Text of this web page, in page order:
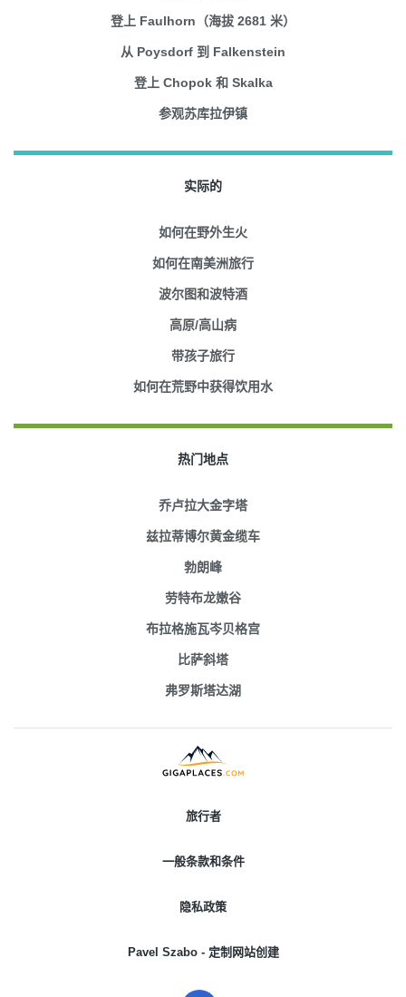
登上 Faulhorn（海拔 2681 米）
从 Poysdorf 到 Falkenstein
登上 Chopok 和 Skalka
参观苏库拉伊镇
实际的
如何在野外生火
如何在南美洲旅行
波尔图和波特酒
高原/高山病
带孩子旅行
如何在荒野中获得饮用水
热门地点
乔卢拉大金字塔
兹拉蒂博尔黄金缆车
勃朗峰
劳特布龙嫩谷
布拉格施瓦岑贝格宫
比萨斜塔
弗罗斯塔达湖
旅行者
一般条款和条件
隐私政策
Pavel Szabo - 定制网站创建